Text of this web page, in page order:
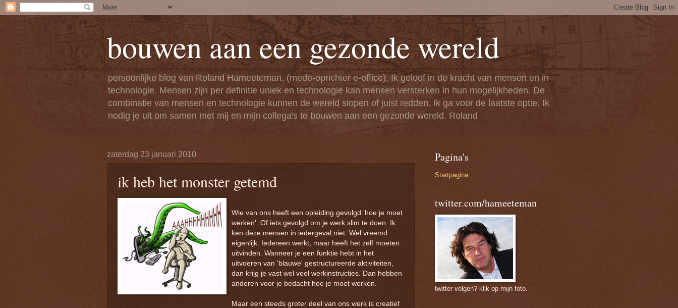
bouwen aan een gezonde wereld
persoonlijke blog van Roland Hameeteman. (mede-oprichter e-office). Ik geloof in de kracht van mensen en in
technologie. Mensen zijn per definitie uniek en technologie kan mensen versterken in hun mogelijkheden. De
combinatie van mensen en technologie kunnen de wereld slopen of juist redden. Ik ga voor de laatste optie. Ik
nodig je uit om samen met mij en mijn collega's te bouwen aan een gezonde wereld. Roland
zaterdag 23 januari 2010
ik heb het monster getemd
Wie van ons heeft een opleiding gevolgd 'hoe je moet
werken'. Of iets gevolgd om je werk slim te doen. Ik
ken deze mensen in iedergeval niet. Wel vreemd
eigenlijk. Iedereen werkt, maar heeft het zelf moeten
uitvinden. Wanneer je een funktie hebt in het
uitvoeren van 'blauwe' gestructureerde aktiviteiten,
dan krijg je vast wel veel werkinstructies. Dan hebben
anderen voor je bedacht hoe je moet werken.
Maar een steeds groter deel van ons werk is creatief
Pagina's
Startpagina
twitter.com/hameeteman
twitter volgen? klik op mijn foto.